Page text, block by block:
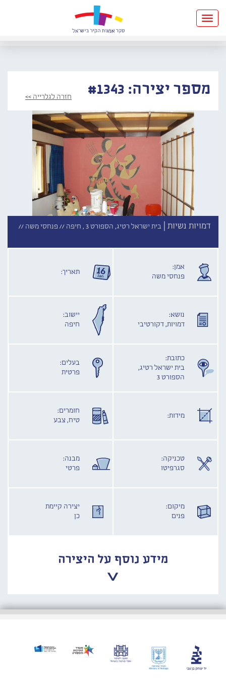
Toggle
navigation
מספר יצירה: #1343 חזרה לגלרייה >>
דמויות נשיות | בית ישראל רטיג, הספורט 3 , חיפה // פנחסי משה //
אמן:
פנחסי משה
תאריך:
נושא:
דמויות, דקורטיבי
יישוב:
חיפה
כתובת:
בית ישראל רטיג,
הספורט 3
בעלים:
פרטית
מידות:
חומרים:
טיח, צבע
טכניקה:
סגרפיטו
מבנה:
פרטי
מיקום:
פנים
יצירה קיימת
כן
מידע נוסף על היצירה